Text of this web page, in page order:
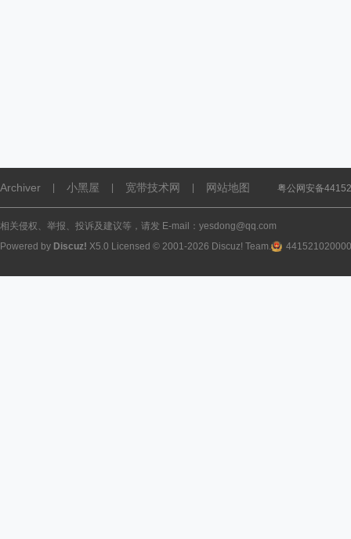
Archiver 小黑屋 宽带技术网 网站地图 粤公网安备
相关侵权、举报、投诉及建议等，请发 E-mail：yesdong@qq.com
Powered by Discuz! X5.0 Licensed © 2001-2026 Discuz! Team.